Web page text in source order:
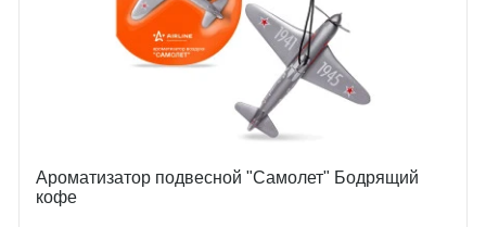
Ароматизатор подвесной "Самолет" Бодрящий
кофе